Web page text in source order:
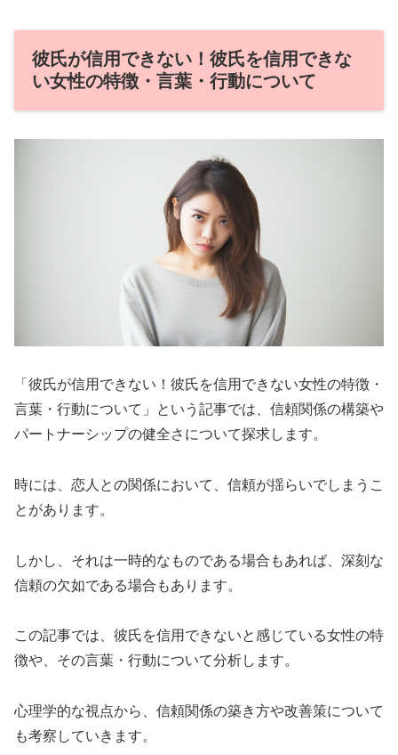
彼氏が信用できない！彼氏を信用できな
い女性の特徴・言葉・行動について
「彼氏が信用できない！彼氏を信用できない女性の特徴・
言葉・行動について」という記事では、信頼関係の構築や
パートナーシップの健全さについて探求します。
時には、恋人との関係において、信頼が揺らいでしまうこ
とがあります。
しかし、それは一時的なものである場合もあれば、深刻な
信頼の欠如である場合もあります。
この記事では、彼氏を信用できないと感じている女性の特
徴や、その言葉・行動について分析します。
心理学的な視点から、信頼関係の築き方や改善策について
も考察していきます。